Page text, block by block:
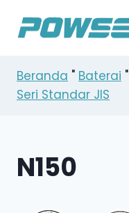
Beranda " Baterai "
Seri Standar JIS
N150